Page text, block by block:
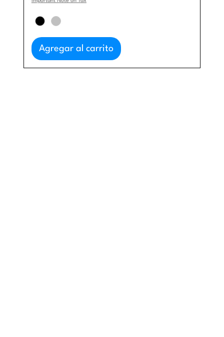
Agregar al carrito